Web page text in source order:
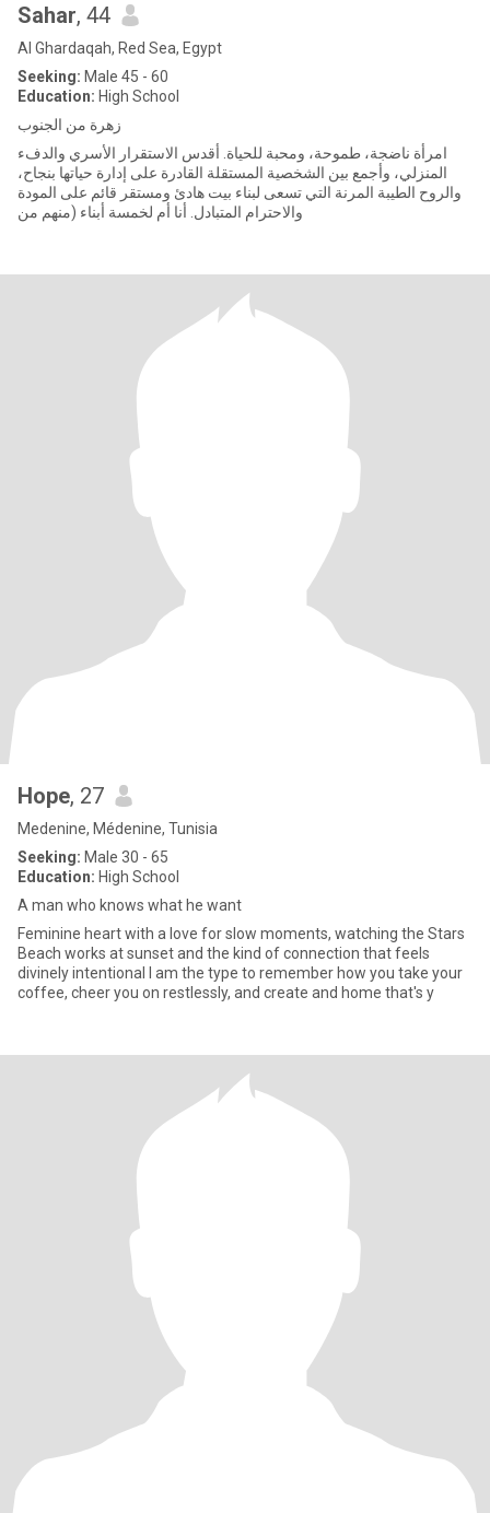
Sahar, 44
Al Ghardaqah, Red Sea, Egypt
Seeking: Male 45 - 60
Education: High School
زهرة من الجنوب
امرأة ناضجة، طموحة، ومحبة للحياة. أقدس الاستقرار الأسري والدفء
المنزلي، وأجمع بين الشخصية المستقلة القادرة على إدارة حياتها بنجاح،
والروح الطيبة المرنة التي تسعى لبناء بيت هادئ ومستقر قائم على المودة
والاحترام المتبادل. ​أنا أم لخمسة أبناء (منهم من
Hope, 27
Medenine, Médenine, Tunisia
Seeking: Male 30 - 65
Education: High School
A man who knows what he want
Feminine heart with a love for slow moments, watching the Stars
Beach works at sunset and the kind of connection that feels
divinely intentional I am the type to remember how you take your
coffee, cheer you on restlessly, and create and home that's y